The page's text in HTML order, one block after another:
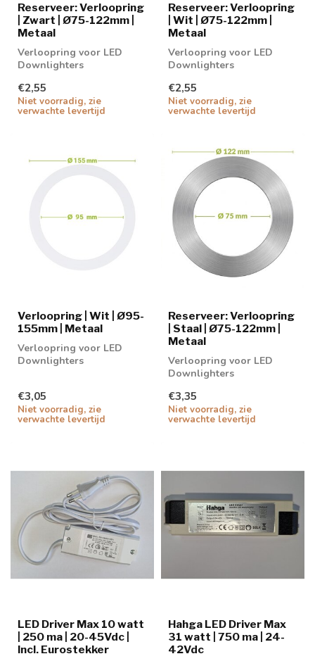
Reserveer: Verloopring
| Zwart | Ø75-122mm |
Metaal
Verloopring voor LED
Downlighters
€2,55
Niet voorradig, zie
verwachte levertijd
Reserveer: Verloopring
| Wit | Ø75-122mm |
Metaal
Verloopring voor LED
Downlighters
€2,55
Niet voorradig, zie
verwachte levertijd
Verloopring | Wit | Ø95-
155mm | Metaal
Verloopring voor LED
Downlighters
€3,05
Niet voorradig, zie
verwachte levertijd
Reserveer: Verloopring
| Staal | Ø75-122mm |
Metaal
Verloopring voor LED
Downlighters
€3,35
Niet voorradig, zie
verwachte levertijd
LED Driver Max 10 watt
| 250 ma | 20-45Vdc |
Incl. Eurostekker
Hahga LED Driver Max
31 watt | 750 ma | 24-
42Vdc